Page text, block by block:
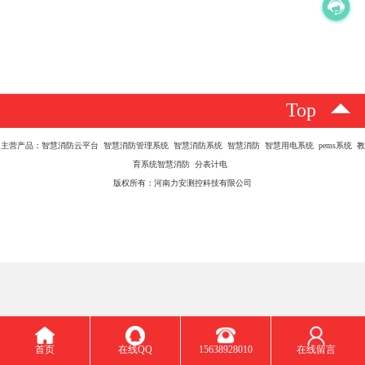
Top
主营产品：智慧消防云平台 智慧消防管理系统 智慧消防系统 智慧消防 智慧用电系统 pems系统 教
育系统智慧消防 分表计电
版权所有：河南力安测控科技有限公司
首页 在线QQ 15638928010 在线留言